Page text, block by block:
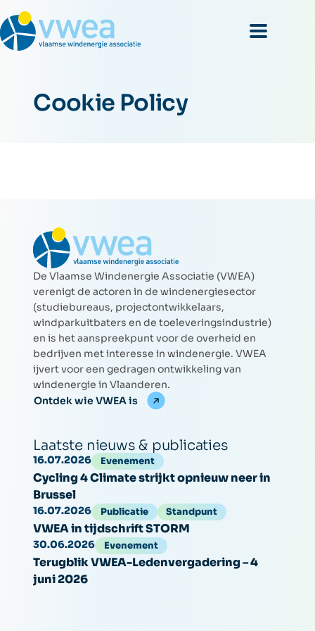
Cookie Policy
De Vlaamse Windenergie Associatie (VWEA)
verenigt de actoren in de windenergiesector
(studiebureaus, projectontwikkelaars,
windparkuitbaters en de toeleveringsindustrie)
en is het aanspreekpunt voor de overheid en
bedrijven met interesse in windenergie. VWEA
ijvert voor een gedragen ontwikkeling van
windenergie in Vlaanderen.
Ontdek wie VWEA is
Laatste nieuws & publicaties
16.07.2026 Evenement
Cycling 4 Climate strijkt opnieuw neer in
Brussel
16.07.2026 Publicatie Standpunt
VWEA in tijdschrift STORM
30.06.2026 Evenement
Terugblik VWEA-Ledenvergadering – 4
juni 2026